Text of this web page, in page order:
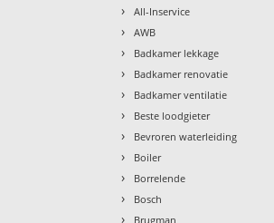
› All-Inservice
› AWB
› Badkamer lekkage
› Badkamer renovatie
› Badkamer ventilatie
› Beste loodgieter
› Bevroren waterleiding
› Boiler
› Borrelende
› Bosch
› Brugman